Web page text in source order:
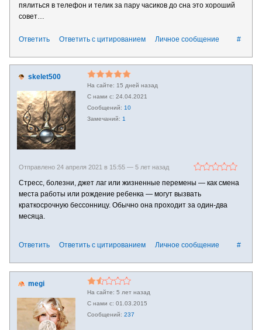
пялиться в телефон и телик за пару часиков до сна это хороший
совет…
#
Ответить Ответить с цитированием Личное сообщение
skelet500
15 дней назад
24.04.2021
10
1
Отправлено 24 апреля 2021 в 15:55 — 5 лет назад
Стресс, болезни, джет лаг или жизненные перемены — как смена
места работы или рождение ребенка — могут вызвать
краткосрочную бессонницу. Обычно она проходит за один-два
месяца.
#
Ответить Ответить с цитированием Личное сообщение
megi
5 лет назад
01.03.2015
237